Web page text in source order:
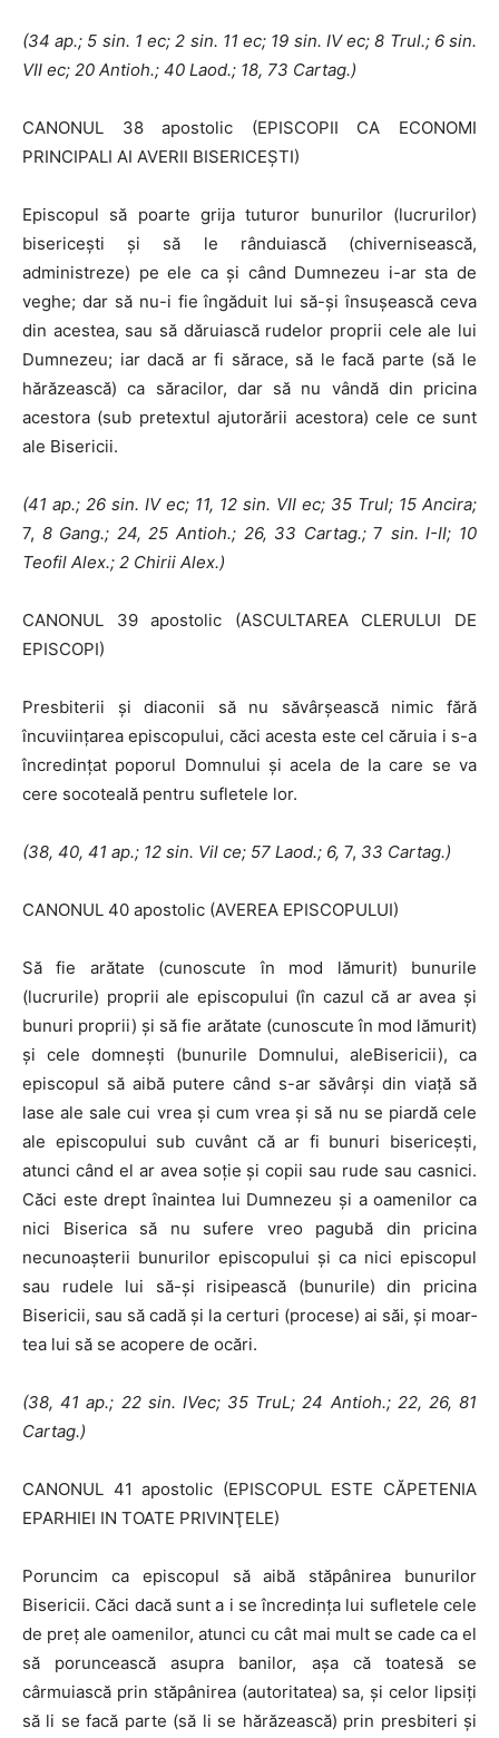
(34 ap.; 5 sin. 1 ec; 2 sin. 11 ec; 19 sin. IVec; 8 Trul.; 6 sin.
VII ec; 20 Antioh.; 40 Laod.; 18, 73 Cartag.)
CANONUL 38 apostolic (EPISCOPII CA ECONOMI
PRINCIPALI AI AVERII BISERICEŞTI)
Episcopul să poarte grija tuturor bunurilor (lucrurilor)
bisericeşti şi să le rânduiască (chivernisească,
administreze) pe ele ca şi când Dumnezeu i-ar sta de
veghe; dar să nu-i fie îngăduit lui să-şi însuşească ceva
din acestea, sau să dăruiască rudelor proprii cele ale lui
Dumnezeu; iar dacă ar fi sărace, să le facă parte (să le
hărăzească) ca săracilor, dar să nu vândă din pricina
acestora (sub pretextul ajutorării acestora) cele ce sunt
ale Bisericii.
(41 ap.; 26 sin. IV ec; 11, 12 sin. VII ec; 35 Trul; 15 Ancira;
7, 8 Gang.; 24,25 Antioh.; 26, 33 Cartag.;7 sin. I-II; 10
Teofil Alex.; 2 Chirii Alex.)
CANONUL 39 apostolic (ASCULTAREA CLERULUI DE
EPISCOPI)
Presbiterii şi diaconii să nu săvârşească nimic fără
încuviinţarea epis­copului, căci acesta este cel căruia i s-a
încredinţat poporul Domnului şi acela de Ia care se va
cere socoteală pentru sufletele lor.
(38, 40, 41 ap.; 12 sin. Vil ce; 57 Laod.; 6, 7, 33 Cartag.)
CANONUL 40 apostolic (AVEREA EPISCOPULUI)
Să fie arătate (cunoscute în mod lămurit) bunurile
(lucrurile) proprii ale episcopului (în cazul că ar avea şi
bunuri proprii) şi să fie arătate (cu­noscute în mod lămurit)
şi cele domneşti (bunurile Domnului, aleBisericii), ca
episcopul să aibă putere când s-ar săvârşi din viaţă să
lase ale sale cui vrea şi cum vrea şi să nu se piardă cele
ale episcopului sub cu­vânt că ar fi bunuri bisericeşti,
atunci când el ar avea soţie şi copii sau rude sau casnici.
Căci este drept înaintea lui Dumnezeu şi a oamenilor ca
nici Biserica să nu sufere vreo pagubă din pricina
necunoaşterii bunuri­lor episcopului şi ca nici episcopul
sau rudele lui să-şi risipească (bunu­rile) din pricina
Bisericii, sau să cadă şi la certuri (procese) ai săi, şi moar­
tea lui să se acopere de ocări.
(38, 41 ap.; 22 sin. IVec; 35 TruL; 24 Antioh.; 22, 26, 81
Cartag.)
CANONUL 41 apostolic (EPISCOPUL ESTE CĂPETENIA
EPARHIEI IN TOATE PRIVINŢELE)
Poruncim ca episcopul să aibă stăpânirea bunurilor
Bisericii. Căci dacă sunt a i se încredinţa lui sufletele cele
de preţ ale oamenilor, atunci cu cât mai mult se cade ca el
să poruncească asupra banilor, aşa că toatesă se
cârmuiască prin stăpânirea (autoritatea) sa, şi celor lipsiţi
să li se facă parte (să li se hărăzească) prin presbiteri şi